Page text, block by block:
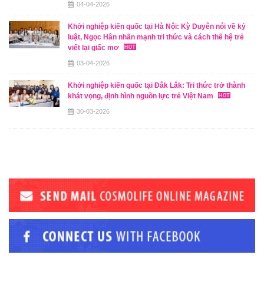
04-04-2026
Khởi nghiệp kiến quốc tại Hà Nội: Kỳ Duyên nói về kỷ
luật, Ngọc Hân nhấn mạnh tri thức và cách thế hệ trẻ
viết lại giấc mơ
03-04-2026
Khởi nghiệp kiến quốc tại Đắk Lắk: Tri thức trở thành
khát vọng, định hình nguồn lực trẻ Việt Nam
30-03-2026